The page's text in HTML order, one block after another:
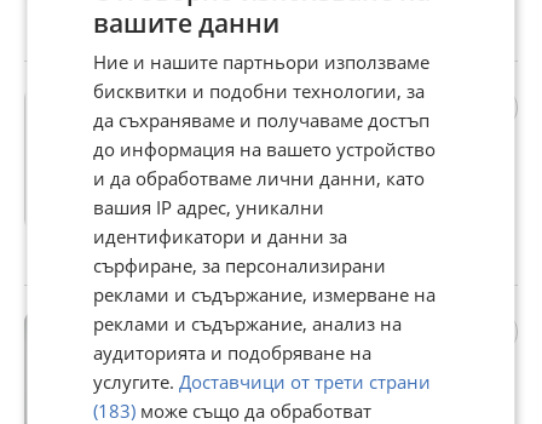
гр. Пловдив, Център, 17 юли
Подемник 4.0t WOLFE Profi
line с автоматично
спускане.
2 241,30 €
4 383,60 лв
гр. Пловдив, Център, 17 юли
Баланс и монтаж демонтаж
машина TWIN BUSCH
GERMANY
3 148,54 €
вашите данни
Ние и нашите партньори използваме
бисквитки и подобни технологии, за
да съхраняваме и получаваме достъп
до информация на вашето устройство
и да обработваме лични данни, като
вашия IP адрес, уникални
идентификатори и данни за
сърфиране, за персонализирани
реклами и съдържание, измерване на
реклами и съдържание, анализ на
аудиторията и подобряване на
услугите.Доставчици от трети страни
(183) може също да обработват